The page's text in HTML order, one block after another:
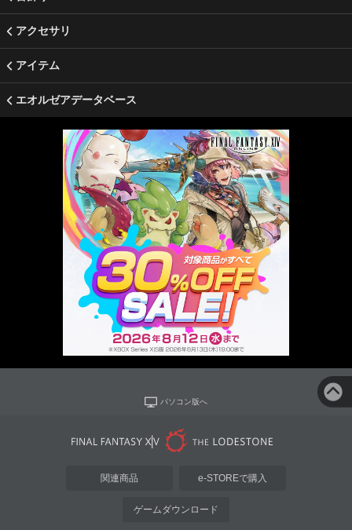
アクセサリ
アイテム
エオルゼアデータベース
パソコン版へ
関連商品 e-STOREで購入
ゲームダウンロード